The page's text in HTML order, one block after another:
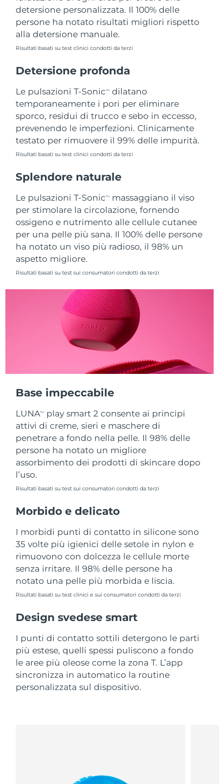
detersione personalizzata. Il 100% delle
persone ha notato risultati migliori rispetto
alla detersione manuale.
Risultati basati su test clinici condotti da terzi
Detersione profonda
Le pulsazioni T-SonicTM
dilatano
temporaneamente i pori per eliminare
sporco, residui di trucco e sebo in eccesso,
prevenendo le imperfezioni. Clinicamente
testato per rimuovere il 99% delle impurità.
Risultati basati su test clinici condotti da terzi
Splendore naturale
Le pulsazioni T-SonicTM
massaggiano il viso
per stimolare la circolazione, fornendo
ossigeno e nutrimento alle cellule cutanee
per una pelle più sana. Il 100% delle persone
ha notato un viso più radioso, il 98% un
aspetto migliore.
Risultati basati su test sui consumatori condotti da terzi
Base impeccabile
LUNATM
play smart 2 consente ai principi
attivi di creme, sieri e maschere di
penetrare a fondo nella pelle. Il 98% delle
persone ha notato un migliore
assorbimento dei prodotti di skincare dopo
l’uso.
Risultati basati su test sui consumatori condotti da terzi
Morbido e delicato
I morbidi punti di contatto in silicone sono
35 volte più igienici delle setole in nylon e
rimuovono con dolcezza le cellule morte
senza irritare. Il 98% delle persone ha
notato una pelle più morbida e liscia.
Risultati basati su test clinici e sui consumatori condotti da terzi
Design svedese smart
I punti di contatto sottili detergono le parti
più estese, quelli spessi puliscono a fondo
le aree più oleose come la zona T. L’app
sincronizza in automatico la routine
personalizzata sul dispositivo.
Filippine Consegna stimata
Polonia
Qatar Consegna stimata
Riunione Consegna stimata 8/15/26
Romania Consegna stimata
Russia
Arabia Saudita Consegna stimata 8/11/26
Singapore Consegna stimata
Slovacchia Consegna stimata8/10/26
Slovenia
Corea del Sud Consegna stimata
Consegna stimata
Thailandia Consegna stimata
Turchia Consegna stimata
Emirati Arabi Uniti 8/11/26
Regno Unito Consegna stimata
Stati Uniti
Uzbekistan
Vietnam Consegna stimata 8/16/26